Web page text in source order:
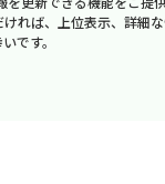
れば、上位表示、詳細な
です。